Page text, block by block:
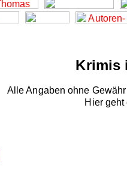
Krimis
Alle Angaben ohne
Hier